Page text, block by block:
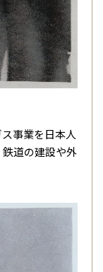
事業を日本人
道の建設や外